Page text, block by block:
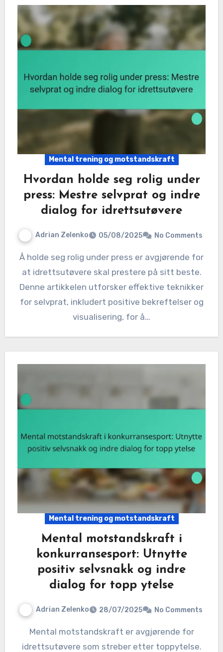
Mental trening og motstandskraft
Hvordan holde seg rolig under
press: Mestre selvprat og indre
dialog for idrettsutøvere
Adrian Zelenko 05/08/2025 No Comments
Å holde seg rolig under press er avgjørende for
at idrettsutøvere skal prestere på sitt beste.
Denne artikkelen utforsker effektive teknikker
for selvprat, inkludert positive bekreftelser og
visualisering, for å…
Mental trening og motstandskraft
Mental motstandskraft i
konkurransesport: Utnytte
positiv selvsnakk og indre
dialog for topp ytelse
Adrian Zelenko 28/07/2025 No Comments
Mental motstandskraft er avgjørende for
idrettsutøvere som streber etter toppytelse.